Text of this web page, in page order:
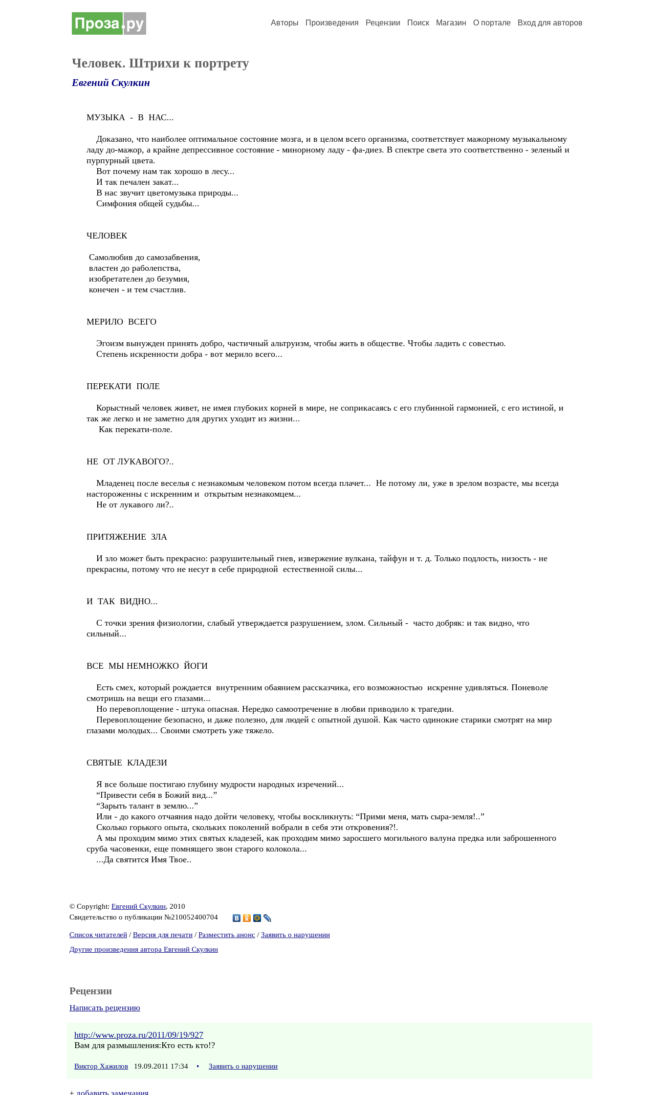
Авторы Произведения Рецензии Поиск Магазин О портале Вход для авторов
Человек. Штрихи к портрету
Евгений Скулкин
МУЗЫКА - В НАС...
Доказано, что наиболее оптимальное состояние мозга, и в целом всего организма, соответствует мажорному музыкальному
ладу до-мажор, а крайне депрессивное состояние - минорному ладу - фа-диез. В спектре света это соответственно - зеленый и
пурпурный цвета.
Вот почему нам так хорошо в лесу...
И так печален закат...
В нас звучит цветомузыка природы...
Симфония общей судьбы...
ЧЕЛОВЕК
Самолюбив до самозабвения,
властен до раболепства,
изобретателен до безумия,
конечен - и тем счастлив.
МЕРИЛО ВСЕГО
Эгоизм вынужден принять добро, частичный альтруизм, чтобы жить в обществе. Чтобы ладить с совестью.
Степень искренности добра - вот мерило всего...
ПЕРЕКАТИ ПОЛЕ
Корыстный человек живет, не имея глубоких корней в мире, не соприкасаясь с его глубинной гармонией, с его истиной, и
так же легко и не заметно для других уходит из жизни...
Как перекати-поле.
НЕ ОТ ЛУКАВОГО?..
Младенец после веселья с незнакомым человеком потом всегда плачет... Не потому ли, уже в зрелом возрасте, мы всегда
настороженны с искренним и открытым незнакомцем...
Не от лукавого ли?..
ПРИТЯЖЕНИЕ ЗЛА
И зло может быть прекрасно: разрушительный гнев, извержение вулкана, тайфун и т. д. Только подлость, низость - не
прекрасны, потому что не несут в себе природной естественной силы...
И ТАК ВИДНО...
С точки зрения физиологии, слабый утверждается разрушением, злом. Сильный - часто добряк: и так видно, что
сильный...
ВСЕ МЫ НЕМНОЖКО ЙОГИ
Есть смех, который рождается внутренним обаянием рассказчика, его возможностью искренне удивляться. Поневоле
смотришь на вещи его глазами...
Но перевоплощение - штука опасная. Нередко самоотречение в любви приводило к трагедии.
Перевоплощение безопасно, и даже полезно, для людей с опытной душой. Как часто одинокие старики смотрят на мир
глазами молодых... Своими смотреть уже тяжело.
СВЯТЫЕ КЛАДЕЗИ
Я все больше постигаю глубину мудрости народных изречений...
“Привести себя в Божий вид...”
“Зарыть талант в землю...”
Или - до какого отчаяния надо дойти человеку, чтобы воскликнуть: “Прими меня, мать сыра-земля!..”
Сколько горького опыта, скольких поколений вобрали в себя эти откровения?!.
А мы проходим мимо этих святых кладезей, как проходим мимо заросшего могильного валуна предка или заброшенного
сруба часовенки, еще помнящего звон старого колокола...
...Да святится Имя Твое..
© Copyright: Евгений Скулкин, 2010
Свидетельство о публикации №210052400704
Список читателей / Версия для печати / Разместить анонс / Заявить о нарушении
Другие произведения автора Евгений Скулкин
Рецензии
Написать рецензию
http://www.proza.ru/2011/09/19/927
Вам для размышления:Кто есть кто!?
Виктор Хажилов 19.09.2011 17:34 • Заявить о нарушении